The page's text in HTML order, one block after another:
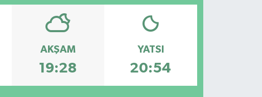
AKŞAM
19:28
YATSI
20:54